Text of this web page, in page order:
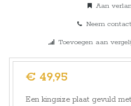
Aan
Neem
Toevoegen aan
€ 49,95
Een kingsize plaat gevuld